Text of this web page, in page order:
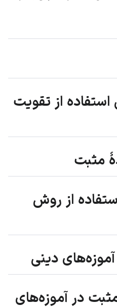
از تقويت
مثبت
از روش
دینی
در آموزه‌های